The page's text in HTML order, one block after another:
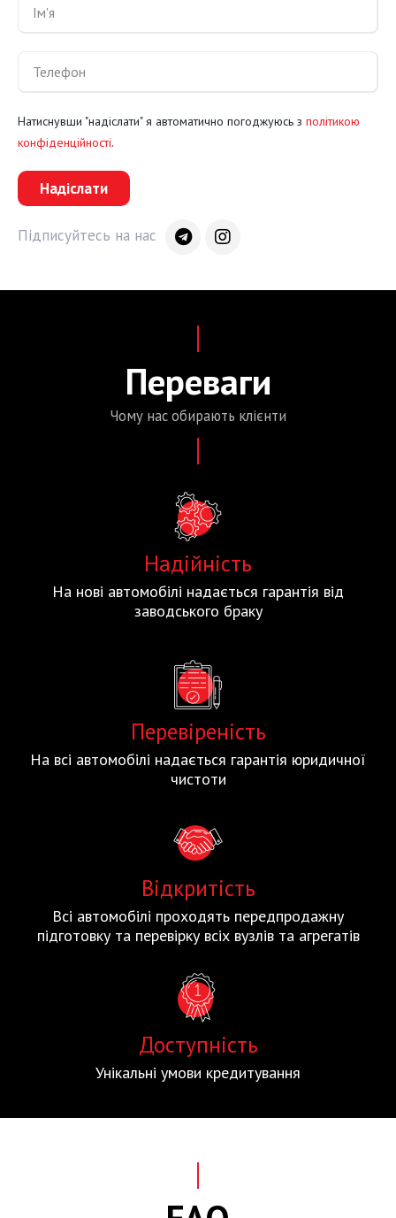
Натиснувши "надіслати" я автоматично погоджуюсь з політикою
конфіденційності.
Надіслати
Підписуйтесь на нас
Переваги
Чому насобирають клієнти
Надійність
На нові автомобілі надається гарантія від
заводського браку
Перевіреність
На всі автомобілі надається гарантія юридичної
чистоти
Відкритість
Всі автомобілі проходять передпродажну
підготовку та перевірку всіх вузлів та агрегатів
Доступність
Унікальні умови кредитування